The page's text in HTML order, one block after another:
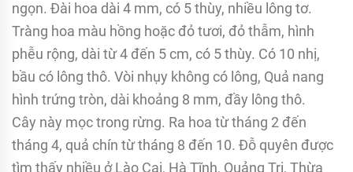
ngọn. Đài hoa dài 4 mm, có 5 thùy, nhiều lông tơ.
Tràng hoa màu hồng hoặc đỏ tươi, đỏ thẫm, hình
phễu rộng, dài từ 4 đến 5 cm, có 5 thùy. Có 10 nhị,
bầu có lông thô. Vòi nhụy không có lông, Quả nang
hình trứng tròn, dài khoảng 8 mm, đầy lông thô.
Cây này mọc trong rừng. Ra hoa từ tháng 2 đến
tháng 4, quả chín từ tháng 8 đến 10. Đỗ quyên được
tìm thấy nhiều ở Lào Cai, Hà Tĩnh, Quảng Trị, Thừa